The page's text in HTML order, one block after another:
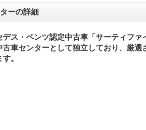
ーの詳細
デス・ベンツ認定中古車「サーティファ
古車センターとして独立しており、厳選
。